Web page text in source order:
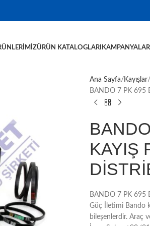
ÜRÜN KATALOGLARI
Ana Sayfa Kayışlar
BANDO 7 PK 695
KAYIŞ
BANDO 7 PK 695
Güç İletimi Bando
bileşenlerdir. Araç